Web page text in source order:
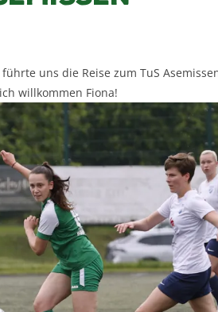
uns die Reise zum TuS
willkommen Fiona!